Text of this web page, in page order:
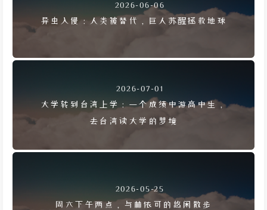
2026-06-06
异虫入侵：人类被替代，巨人苏醒拯救地球
2026-07-01
大学转到台湾上学：一个成绩中游高中生，
去台湾读大学的梦境
2026-05-25
周六下午两点，与林依可的悠闲散步